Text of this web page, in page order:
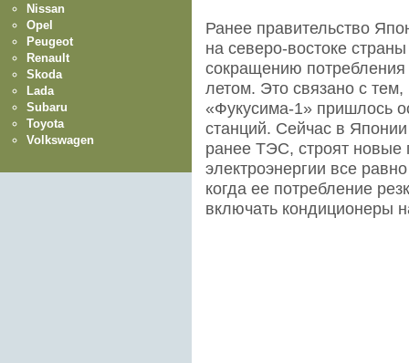
Ранее правительство
на северо-востоке
сокращению
летом. Это связано с
«Фукусима-1» пришлось
станций. Сейчас в
ранее ТЭС, строят новые
электроэнергии все
когда ее потребление
включать кондиционеры
Nissan
Opel
Peugeot
Renault
Skoda
Lada
Subaru
Toyota
Volkswagen